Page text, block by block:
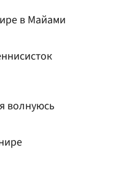
в Майами
волнуюсь